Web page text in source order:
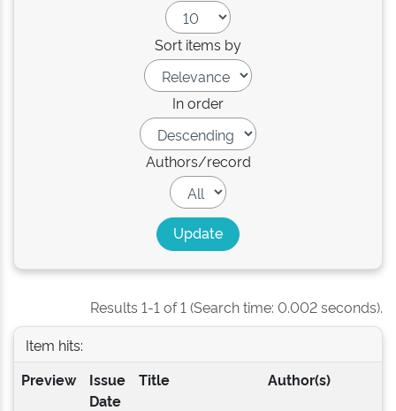
Sort items by
In order
Authors/record
Results 1-1 of 1 (Search time: 0.002 seconds).
Item hits:
Preview
Issue
Date
Title Author(s)